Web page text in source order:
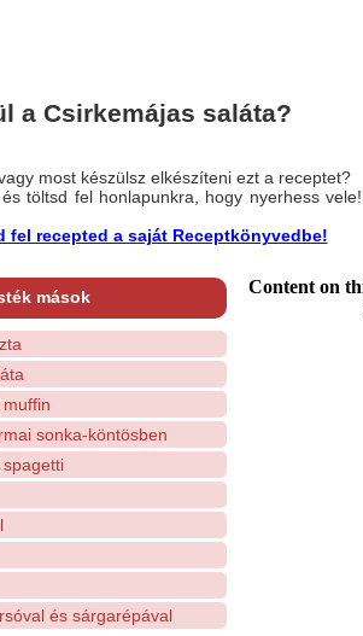
a Csirkemájas saláta?
most készülsz elkészíteni ezt a receptet?
töltsd fel honlapunkra, hogy nyerhess
fel recepted a saját Receptkönyvedbe!
mások
sonka-köntösben
és sárgarépával
Content on